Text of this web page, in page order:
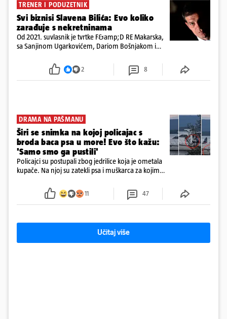
TRENER I PODUZETNIK
Svi biznisi Slavena Bilića: Evo koliko
zarađuje s nekretninama
Od 2021. suvlasnik je tvrtke F&amp;D RE Makarska,
sa Sanjinom Ugarkovićem, Dariom Bošnjakom i
poslovanje nekretninama, a od osnutka nema
2 8
DRAMA NA PAŠMANU
Širi se snimka na kojoj policajac s
broda baca psa u more! Evo što kažu:
'Samo smo ga pustili'
Policajci su postupali zbog jedrilice koja je ometala
kupače. Na njoj su zatekli psa i muškarca za kojim
ga uhitili, a psa je preuzeo komunalni redar
11 47
Učitaj više